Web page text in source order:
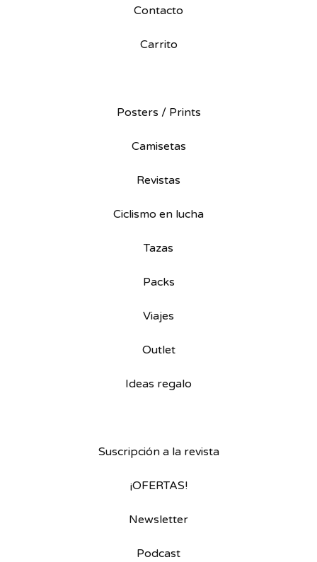
Contacto
Carrito
Posters / Prints
Camisetas
Revistas
Ciclismo en lucha
Tazas
Packs
Viajes
Outlet
Ideas regalo
Suscripción a la revista
¡OFERTAS!
Newsletter
Podcast